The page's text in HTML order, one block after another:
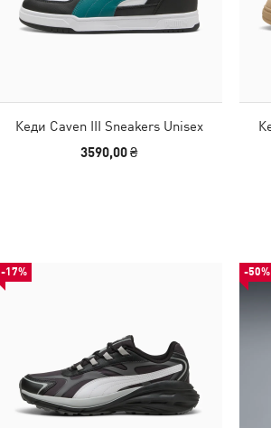
Кеди Caven III Sneakers Unisex
3590,00 ₴
-17% -50%